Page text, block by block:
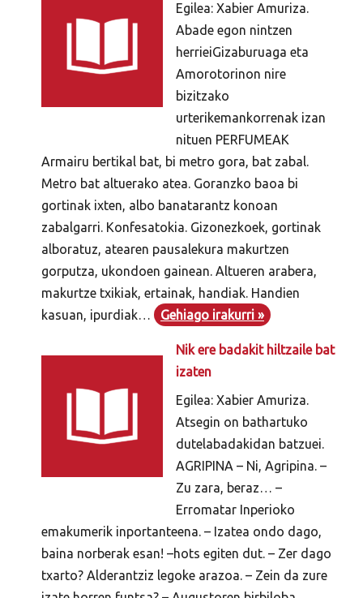
Egilea: Xabier Amuriza.
Abade egon nintzen
herrieiGizaburuaga eta
Amorotorinon nire
bizitzako
urterikemankorrenak izan
nituen PERFUMEAK
Armairu bertikal bat, bi metro gora, bat zabal.
Metro bat altuerako atea. Goranzko baoa bi
gortinak ixten, albo banatarantz konoan
zabalgarri. Konfesatokia. Gizonezkoek, gortinak
alboratuz, atearen pausalekura makurtzen
gorputza, ukondoen gainean. Altueren arabera,
makurtze txikiak, ertainak, handiak. Handien
kasuan, ipurdiak…
Gehiago irakurri »
Nik ere badakit hiltzaile bat
izaten
Egilea: Xabier Amuriza.
Atsegin on bathartuko
dutelabadakidan batzuei.
AGRIPINA – Ni, Agripina. –
Zu zara, beraz… –
Erromatar Inperioko
emakumerik inportanteena. – Izatea ondo dago,
baina norberak esan! –hots egiten dut. – Zer dago
txarto? Alderantziz legoke arazoa. – Zein da zure